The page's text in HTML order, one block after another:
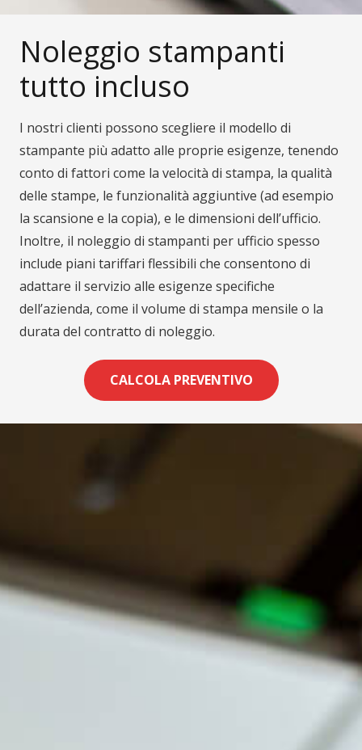
Noleggio stampanti
tutto incluso
I nostri clienti possono scegliere il modello di
stampante più adatto alle proprie esigenze, tenendo
conto di fattori come la velocità di stampa, la qualità
delle stampe, le funzionalità aggiuntive (ad esempio
la scansione e la copia), e le dimensioni dell’ufficio.
Inoltre, il noleggio di stampanti per ufficio spesso
include piani tariffari flessibili che consentono di
adattare il servizio alle esigenze specifiche
dell’azienda, come il volume di stampa mensile o la
durata del contratto di noleggio.
CALCOLA PREVENTIVO